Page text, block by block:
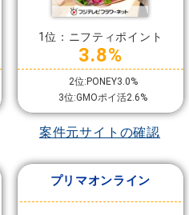
1位：ニフティポイント
3.8%
2位:PONEY3.0%
3位:GMOポイ活2.6%
案件元サイトの確認
プリマオンライン